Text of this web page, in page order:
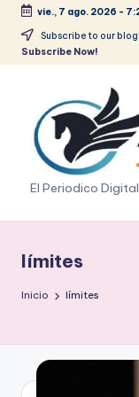
Saltar
vie., 7 ago. 2026 -
Subscribe to our
Subscribe Now!
p
e
g
s
.
El Periodico
límites
Inicio límites